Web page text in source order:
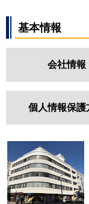
基本情報
会社情報
個人情報保護